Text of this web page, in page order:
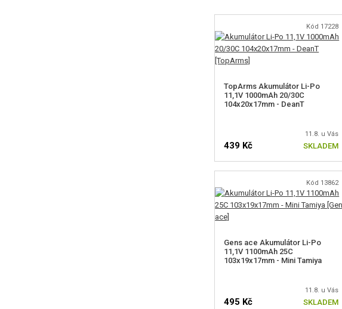
Kód 17228
TopArms Akumulátor Li-Po
11,1V 1000mAh 20/30C
104x20x17mm - DeanT
11.8. u Vás
439 Kč SKLADEM
Kód 13862
Gens ace Akumulátor Li-Po
11,1V 1100mAh 25C
103x19x17mm - Mini Tamiya
11.8. u Vás
495 Kč SKLADEM